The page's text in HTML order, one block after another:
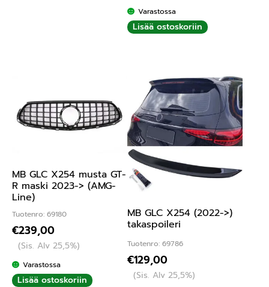
Varastossa
Lisää ostoskoriin
MB GLC X254 musta GT-
R maski 2023-> (AMG-
Line)
Tuotenro: 69180
€239,00
(Sis. Alv 25,5%)
Varastossa
Lisää ostoskoriin
MB GLC X254 (2022->)
takaspoileri
Tuotenro: 69786
€129,00
(Sis. Alv 25,5%)